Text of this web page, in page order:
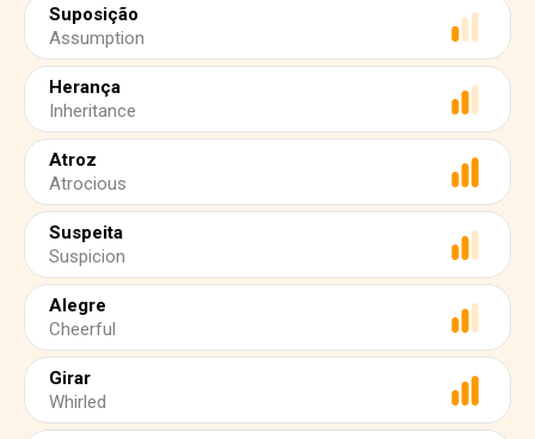
Suposição
Assumption
Herança
Inheritance
Atroz
Atrocious
Suspeita
Suspicion
Alegre
Cheerful
Girar
Whirled